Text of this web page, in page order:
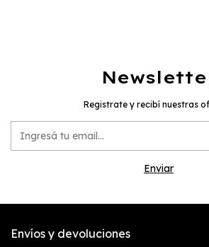
Registrate y recibí nuestras
Envíos y devoluciones